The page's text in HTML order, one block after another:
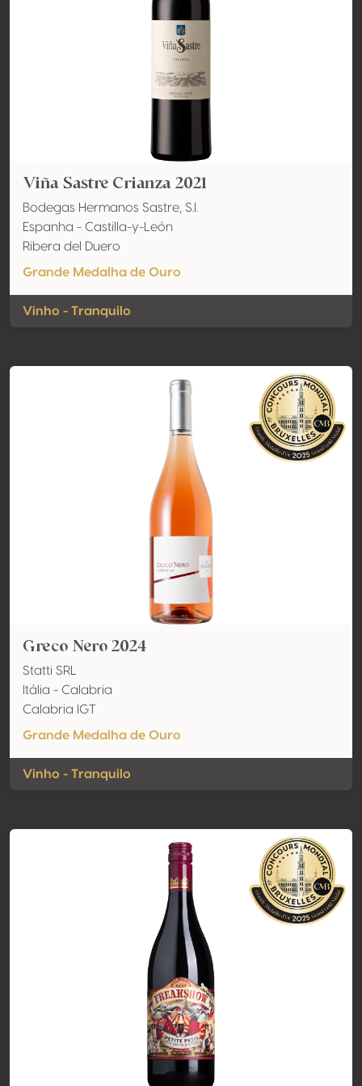
Viña Sastre Crianza 2021
Bodegas Hermanos Sastre, S.l.
Espanha - Castilla-y-León
Ribera del Duero
Grande Medalha de Ouro
Vinho - Tranquilo
Greco Nero 2024
Statti SRL
Itália - Calabria
Calabria IGT
Grande Medalha de Ouro
Vinho - Tranquilo